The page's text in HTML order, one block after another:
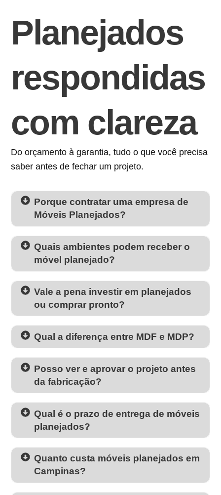
Planejados
respondidas
com clareza
Do orçamento à garantia, tudo o que você precisa
saber antes de fechar um projeto.
Porque contratar uma empresa de
Móveis Planejados?
Quais ambientes podem receber o
móvel planejado?
Vale a pena investir em planejados
ou comprar pronto?
Qual a diferença entre MDF e MDP?
Posso ver e aprovar o projeto antes
da fabricação?
Qual é o prazo de entrega de móveis
planejados?
Quanto custa móveis planejados em
Campinas?